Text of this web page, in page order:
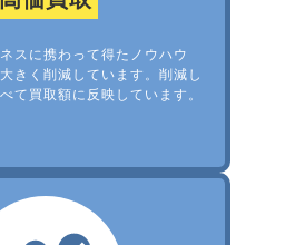
スに携わって得たノウハウ
きく削減しています。削減し
て買取額に反映しています。